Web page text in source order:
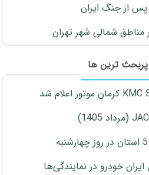
از جنگ ایران
مناطق شمالی شهر تهران
پربحث ترین ها